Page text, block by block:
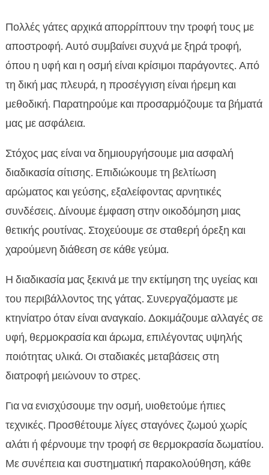
Πολλές γάτες αρχικά απορρίπτουν την τροφή τους με
αποστροφή. Αυτό συμβαίνει συχνά με ξηρά τροφή,
όπου η υφή και η οσμή είναι κρίσιμοι παράγοντες. Από
τη δική μας πλευρά, η προσέγγιση είναι ήρεμη και
μεθοδική. Παρατηρούμε και προσαρμόζουμε τα βήματά
μας με ασφάλεια.
Στόχος μας είναι να δημιουργήσουμε μια ασφαλή
διαδικασία σίτισης. Επιδιώκουμε τη βελτίωση
αρώματος και γεύσης, εξαλείφοντας αρνητικές
συνδέσεις. Δίνουμε έμφαση στην οικοδόμηση μιας
θετικής ρουτίνας. Στοχεύουμε σε σταθερή όρεξη και
χαρούμενη διάθεση σε κάθε γεύμα.
Η διαδικασία μας ξεκινά με την εκτίμηση της υγείας και
του περιβάλλοντος της γάτας. Συνεργαζόμαστε με
κτηνίατρο όταν είναι αναγκαίο. Δοκιμάζουμε αλλαγές σε
υφή, θερμοκρασία και άρωμα, επιλέγοντας υψηλής
ποιότητας υλικά. Οι σταδιακές μεταβάσεις στη
διατροφή μειώνουν το στρες.
Για να ενισχύσουμε την οσμή, υιοθετούμε ήπιες
τεχνικές. Προσθέτουμε λίγες σταγόνες ζωμού χωρίς
αλάτι ή φέρνουμε την τροφή σε θερμοκρασία δωματίου.
Με συνέπεια και συστηματική παρακολούθηση, κάθε